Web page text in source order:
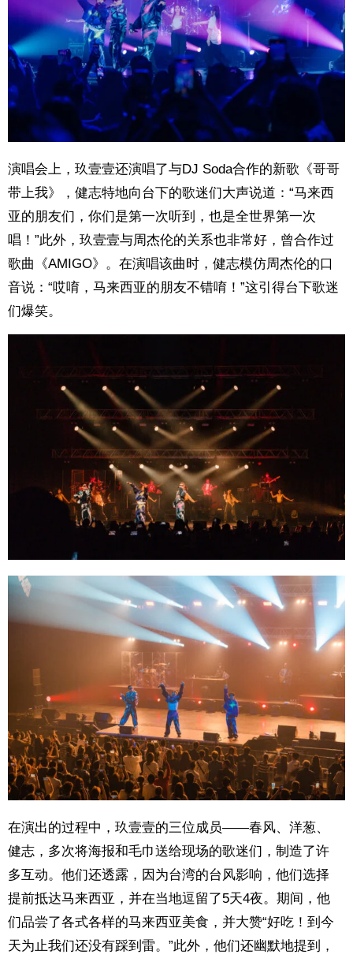
演唱会上，玖壹壹还演唱了与DJ Soda合作的新歌《哥哥
带上我》，健志特地向台下的歌迷们大声说道：“马来西
亚的朋友们，你们是第一次听到，也是全世界第一次
唱！”此外，玖壹壹与周杰伦的关系也非常好，曾合作过
歌曲《AMIGO》。在演唱该曲时，健志模仿周杰伦的口
音说：“哎唷，马来西亚的朋友不错唷！”这引得台下歌迷
们爆笑。
在演出的过程中，玖壹壹的三位成员——春风、洋葱、
健志，多次将海报和毛巾送给现场的歌迷们，制造了许
多互动。他们还透露，因为台湾的台风影响，他们选择
提前抵达马来西亚，并在当地逗留了5天4夜。期间，他
们品尝了各式各样的马来西亚美食，并大赞“好吃！到今
天为止我们还没有踩到雷。”此外，他们还幽默地提到，